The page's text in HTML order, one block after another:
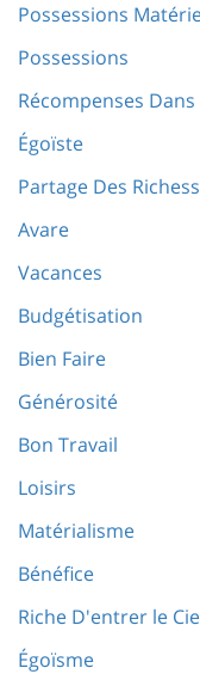
Possessions
Possessions
Récompenses Dans
Égoïste
Partage Des
Avare
Vacances
Budgétisation
Bien Faire
Générosité
Bon Travail
Loisirs
Matérialisme
Bénéfice
Riche D'entrer le
Égoïsme